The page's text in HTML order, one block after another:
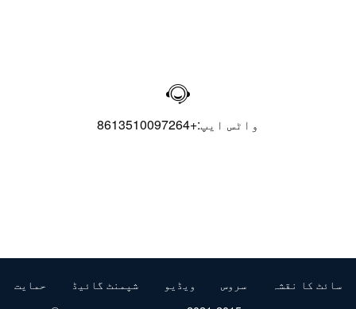

واٹس ایپ:+8613510097264
حمایت شپمنٹ گائیڈ ویڈیو سروس
سائٹ کا نقشہ